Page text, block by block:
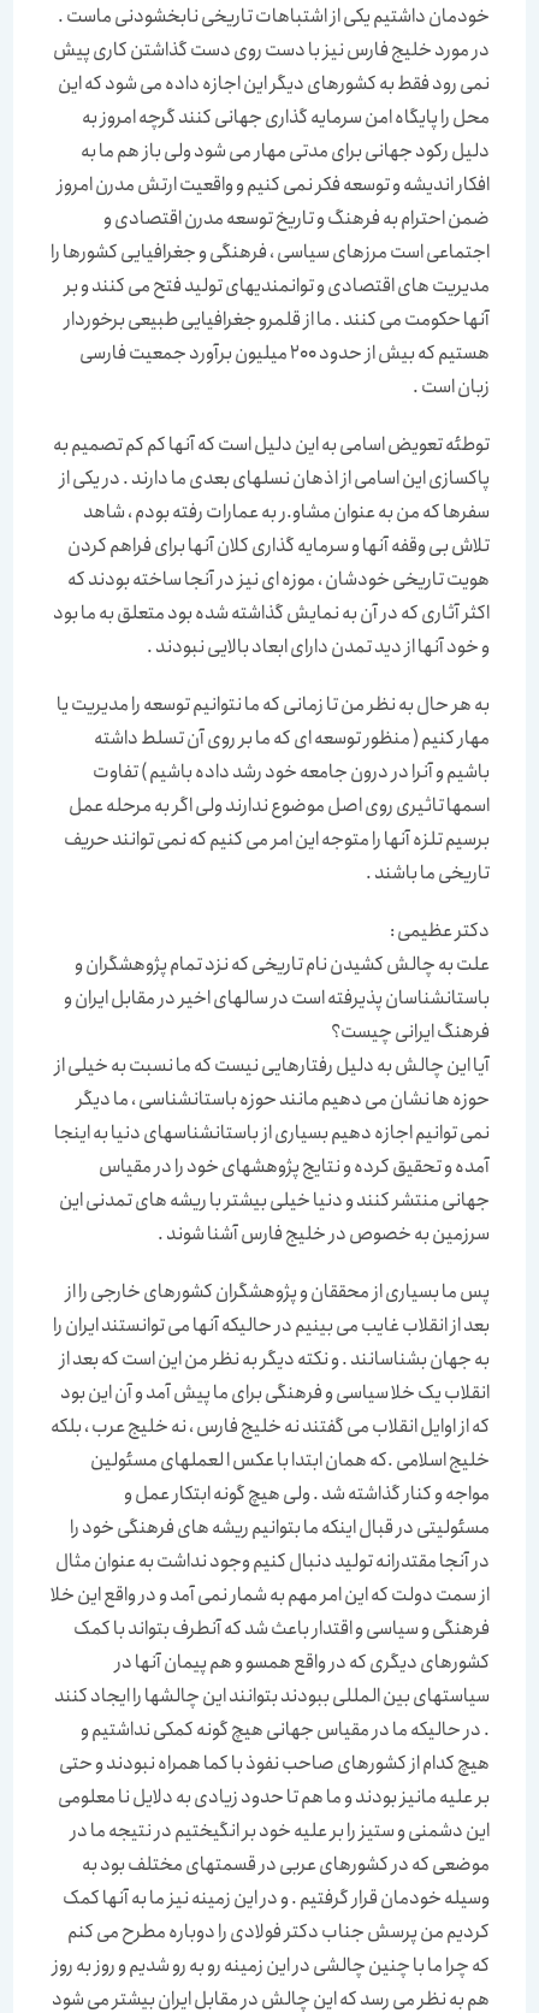
خودمان داشتیم یکی از اشتباهات تاریخی نابخشودنی ماست .
در مورد خلیج فارس نیز با دست روی دست گذاشتن کاری پیش
نمی رود فقط به کشورهای دیگر این اجازه داده می شود که این
محل را پایگاه امن سرمایه گذاری جهانی کنند گرچه امروز به
دلیل رکود جهانی برای مدتی مهار می شود ولی باز هم ما به
افکار اندیشه و توسعه فکر نمی کنیم و واقعیت ارتش مدرن امروز
ضمن احترام به فرهنگ و تاریخ توسعه مدرن اقتصادی و
اجتماعی است مرزهای سیاسی ، فرهنگی و جغرافیایی کشورها را
مدیریت های اقتصادی و توانمندیهای تولید فتح می کنند و بر
آنها حکومت می کنند . ما از قلمرو جغرافیایی طبیعی برخوردار
هستیم که بیش از حدود 200 میلیون برآورد جمعیت فارسی
زبان است .
توطئه تعویض اسامی به این دلیل است که آنها کم کم تصمیم به
پاکسازی این اسامی از اذهان نسلهای بعدی ما دارند . در یکی از
سفرها که من به عنوان مشاو.ر به عمارات رفته بودم ، شاهد
تلاش بی وقفه آنها و سرمایه گذاری کلان آنها برای فراهم کردن
هویت تاریخی خودشان ، موزه ای نیز در آنجا ساخته بودند که
اکثر آثاری که در آن به نمایش گذاشته شده بود متعلق به ما بود
و خود آنها از دید تمدن دارای ابعاد بالایی نبودند .
به هر حال به نظر من تا زمانی که ما نتوانیم توسعه را مدیریت یا
مهار کنیم ( منظور توسعه ای که ما بر روی آن تسلط داشته
باشیم و آنرا در درون جامعه خود رشد داده باشیم ) تفاوت
اسمها تاثیری روی اصل موضوع ندارند ولی اگر به مرحله عمل
برسیم تلزه آنها را متوجه این امر می کنیم که نمی توانند حریف
تاریخی ما باشند .
دکتر عظیمی :
علت به چالش کشیدن نام تاریخی که نزد تمام پژوهشگران و
باستانشناسان پذیرفته است در سالهای اخیر در مقابل ایران و
فرهنگ ایرانی چیست؟
آیا این چالش به دلیل رفتارهایی نیست که ما نسبت به خیلی از
حوزه ها نشان می دهیم مانند حوزه باستانشناسی ، ما دیگر
نمی توانیم اجازه دهیم بسیاری از باستانشناسهای دنیا به اینجا
آمده و تحقیق کرده و نتایج پژوهشهای خود را در مقیاس
جهانی منتشر کنند و دنیا خیلی بیشتر با ریشه های تمدنی این
سرزمین به خصوص در خلیج فارس آشنا شوند .
پس ما بسیاری از محققان و پژوهشگران کشورهای خارجی را از
بعد از انقلاب غایب می بینیم در حالیکه آنها می توانستند ایران را
به جهان بشناسانند . و نکته دیگر به نظر من این است که بعد از
انقلاب یک خلا سیاسی و فرهنگی برای ما پیش آمد و آن این بود
که از اوایل انقلاب می گفتند نه خلیج فارس ، نه خلیج عرب ، بلکه
خلیج اسلامی .که همان ابتدا با عکس ا لعملهای مسئولین
مواجه و کنار گذاشته شد . ولی هیچ گونه ابتکار عمل و
مسئولیتی در قبال اینکه ما بتوانیم ریشه های فرهنگی خود را
در آنجا مقتدرانه تولید دنبال کنیم وجود نداشت به عنوان مثال
از سمت دولت که این امر مهم به شمار نمی آمد و در واقع این خلا
فرهنگی و سیاسی و اقتدار باعث شد که آنطرف بتواند با کمک
کشورهای دیگری که در واقع همسو و هم پیمان آنها در
سیاستهای بین المللی ببودند بتوانند این چالشها را ایجاد کنند
. در حالیکه ما در مقیاس جهانی هیچ گونه کمکی نداشتیم و
هیچ کدام از کشورهای صاحب نفوذ با کما همراه نبودند و حتی
بر علیه مانیز بودند و ما هم تا حدود زیادی به دلایل نا معلومی
این دشمنی و ستیز را بر علیه خود بر انگیختیم در نتیجه ما در
موضعی که در کشورهای عربی در قسمتهای مختلف بود به
وسیله خودمان قرار گرفتیم . و در این زمینه نیز ما به آنها کمک
کردیم من پرسش جناب دکتر فولادی را دوباره مطرح می کنم
که چرا ما با چنین چالشی در این زمینه رو به رو شدیم و روز به روز
هم به نظر می رسد که این چالش در مقابل ایران بیشتر می شود